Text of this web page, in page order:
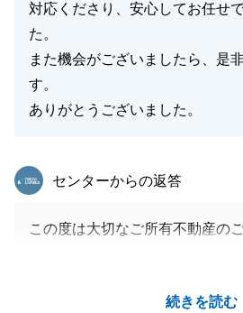
対応くださり、安心してお任せ
た。
また機会がございましたら、是
す。
ありがとうございました。
続きを読む
東急リバブル
センターからの返答
この度は大切なご所有不動産の
切にお使いだと感じておりました